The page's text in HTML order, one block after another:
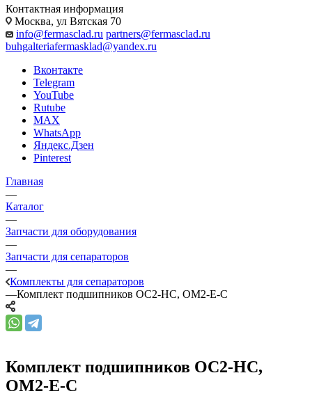
Контактная информация
Москва, ул Вятская 70
info@fermasclad.ru partners@fermasclad.ru
buhgalteriafermasklad@yandex.ru
Вконтакте
Telegram
YouTube
Rutube
MAX
WhatsApp
Яндекс.Дзен
Pinterest
Главная
—
Каталог
—
Запчасти для оборудования
—
Запчасти для сепараторов
—
Комплекты для сепараторов
—Комплект подшипников ОС2-НС, ОМ2-Е-С
Комплект подшипников ОС2-НС,
ОМ2-Е-С